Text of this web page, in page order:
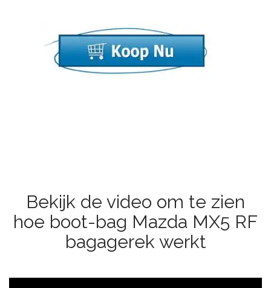
Bekijk de video om te zien
hoe boot-bag Mazda MX5 RF
bagagerek werkt